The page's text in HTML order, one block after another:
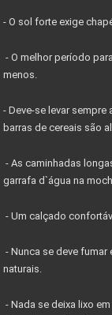
- O sol forte exige
- O melhor período
menos.
- Deve-se levar
barras de cereais são
- As caminhadas
garrafa d`água na
- Um calçado
- Nunca se deve
naturais.
- Nada se deixa lixo